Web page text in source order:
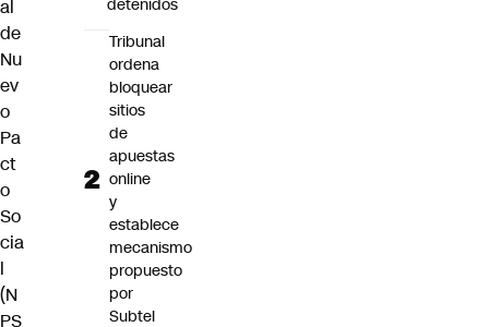
al
de
Nu
ev
o
Pa
ct
o
So
cia
l
(N
PS
detenidos
Tribunal
ordena
bloquear
sitios
de
apuestas
online
y
establece
mecanismo
propuesto
por
Subtel